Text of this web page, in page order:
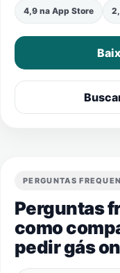
4,9 na App Store
PERGUNTAS
Perguntas
como
pedir gás